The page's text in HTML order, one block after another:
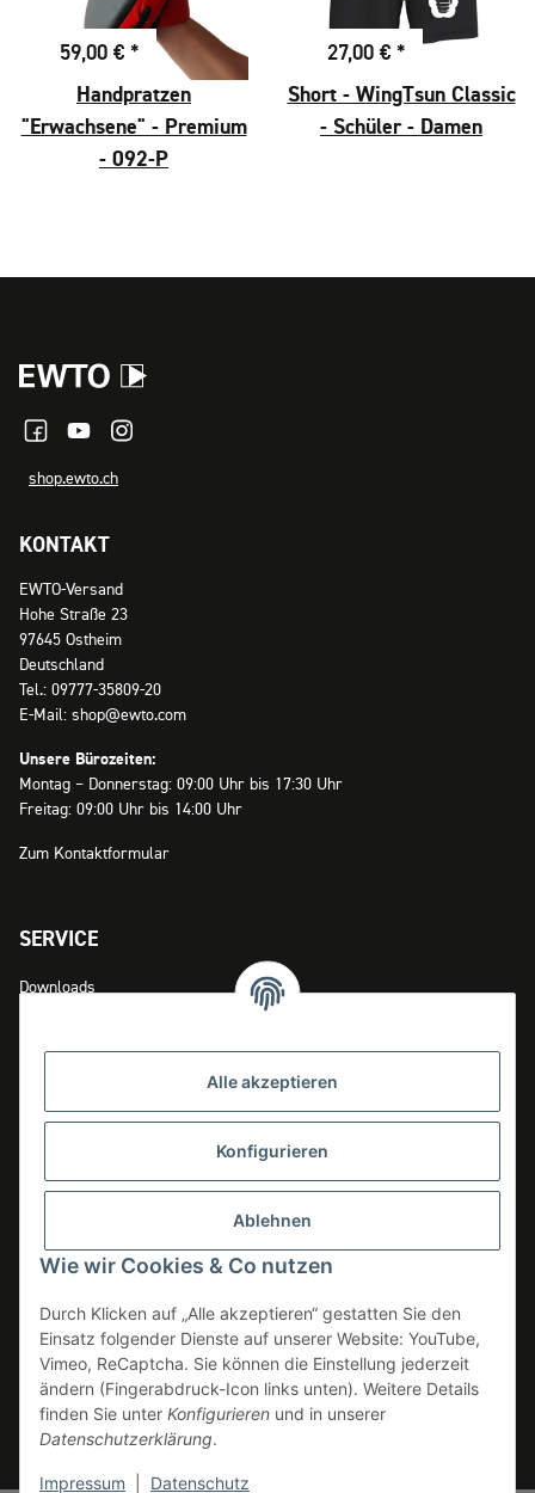
59,00 € *
Handpratzen
"Erwachsene" - Premium
- 092-P
27,00 € *
Short - WingTsun Classic
- Schüler - Damen
shop.ewto.ch
KONTAKT
EWTO-Versand
Hohe Straße 23
97645 Ostheim
Deutschland
Tel.: 09777-35809-20
E-Mail: shop@ewto.com
Unsere Bürozeiten:
Montag – Donnerstag: 09:00 Uhr bis 17:30 Uhr
Freitag: 09:00 Uhr bis 14:00 Uhr
Zum Kontaktformular
SERVICE
Downloads
Widerrufsrecht
INFOS
Erklärung zur Barrierefreiheit
Verpackungsinformationen
Alle akzeptieren
Konfigurieren
Ablehnen
Wie wir Cookies & Co nutzen
Durch Klicken auf „Alle akzeptieren“ gestatten Sie den
Einsatz folgender Dienste auf unserer Website: YouTube,
Vimeo, ReCaptcha. Sie können die Einstellung jederzeit
ändern (Fingerabdruck-Icon links unten). Weitere Details
finden Sie unter Konfigurieren und in unserer
Datenschutzerklärung.
Impressum Datenschutz